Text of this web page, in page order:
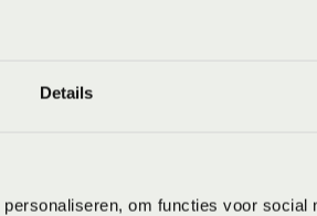
Details
om functies voor social